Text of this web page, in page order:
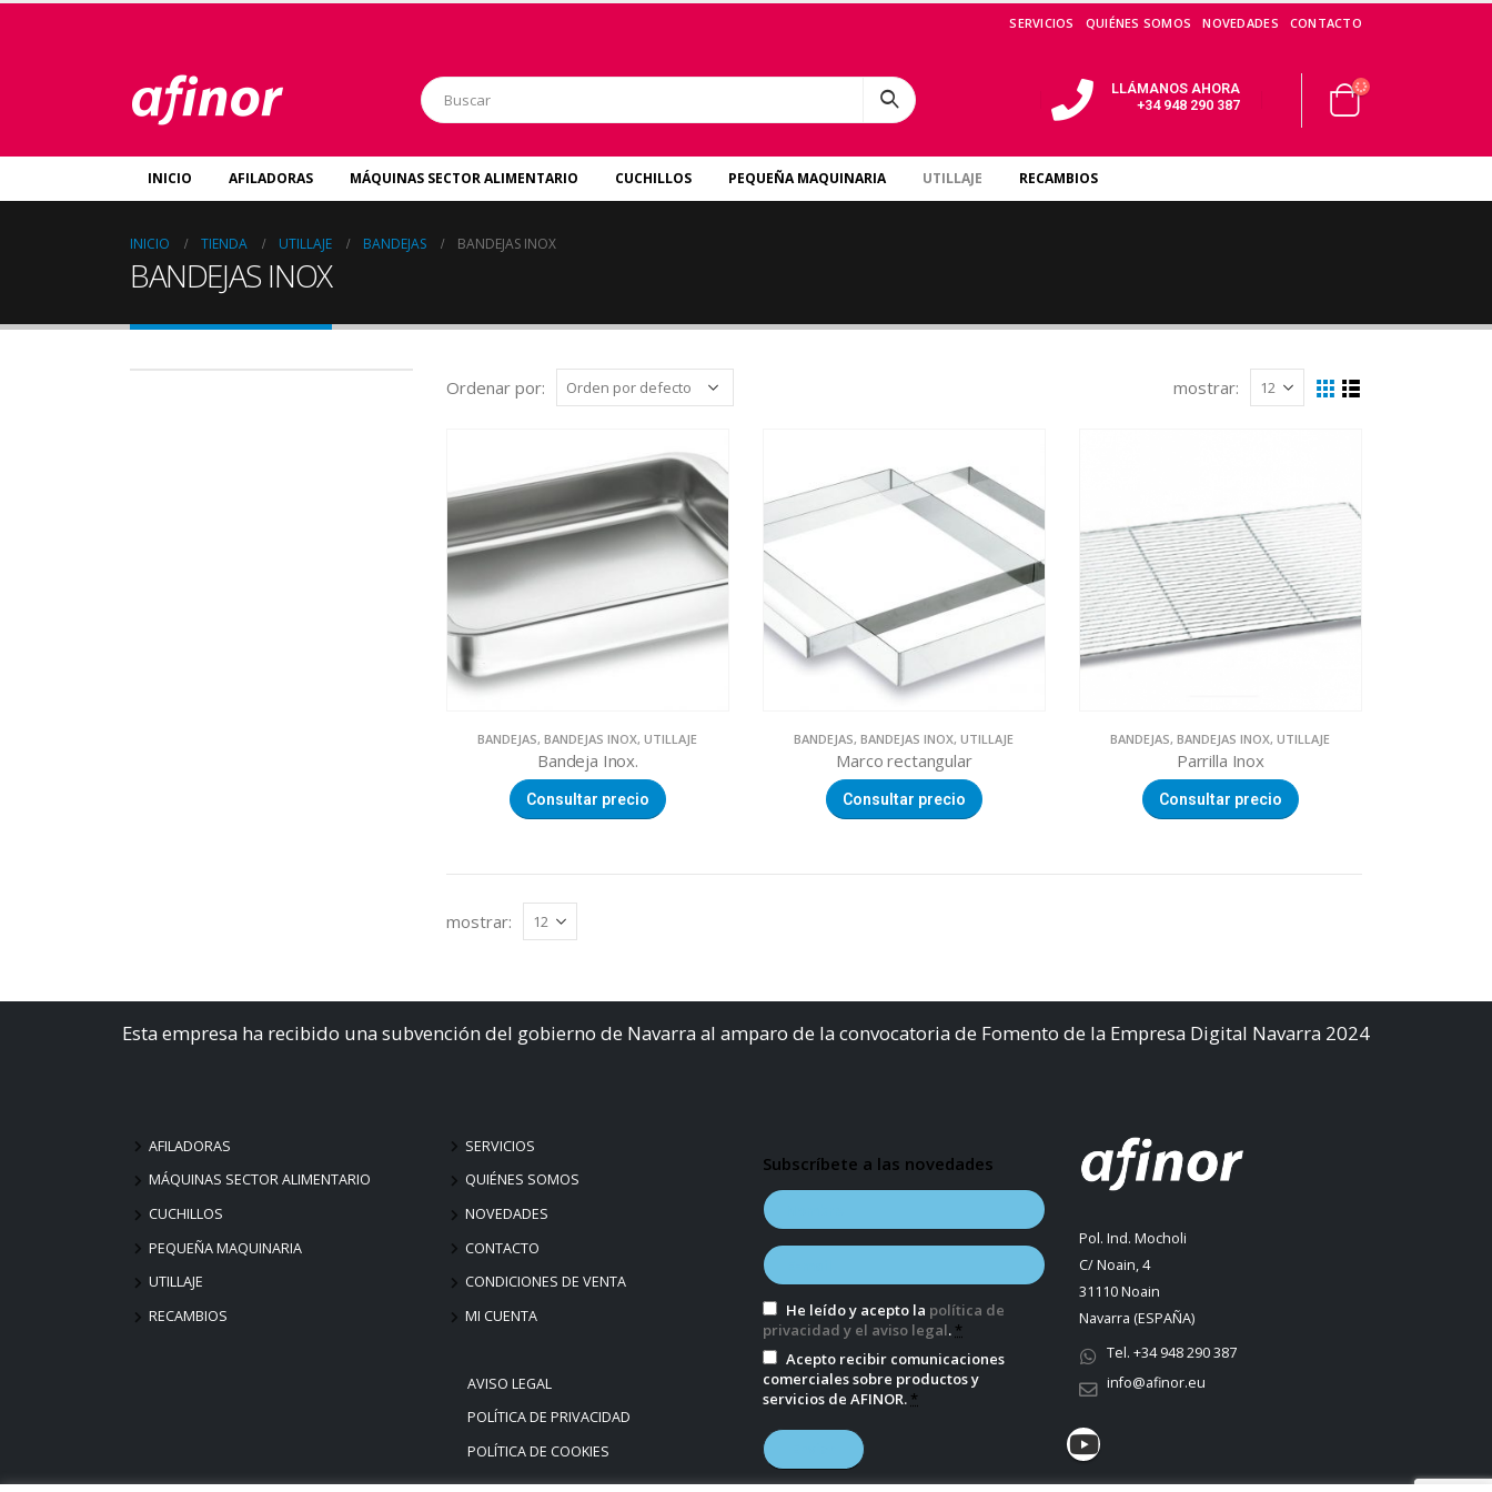
SERVICIOS QUIÉNES SOMOS NOVEDADES CONTACTO
LLÁMANOS AHORA
+34 948 290 387
INICIO AFILADORAS MÁQUINAS SECTOR ALIMENTARIO CUCHILLOS PEQUEÑA MAQUINARIA UTILLAJE RECAMBIOS
INICIO TIENDA UTILLAJE BANDEJAS BANDEJAS INOX
BANDEJAS INOX
Ordenar por: mostrar:
BANDEJAS,BANDEJAS INOX,UTILLAJE
Bandeja Inox.
Consultar precio
BANDEJAS,BANDEJAS INOX,UTILLAJE
Marco rectangular
Consultar precio
BANDEJAS,BANDEJAS INOX,UTILLAJE
Parrilla Inox
Consultar precio
mostrar:
Esta empresa ha recibido una subvención del gobierno de Navarra al amparo de la convocatoria de Fomento de la Empresa Digital Navarra 2024
AFILADORAS
MÁQUINAS SECTOR ALIMENTARIO
CUCHILLOS
PEQUEÑA MAQUINARIA
UTILLAJE
RECAMBIOS
SERVICIOS
QUIÉNES SOMOS
NOVEDADES
CONTACTO
CONDICIONES DE VENTA
MI CUENTA
AVISO LEGAL
POLÍTICA DE PRIVACIDAD
POLÍTICA DE COOKIES
Subscríbete a las novedades
He leído y acepto la política de
privacidad y el aviso legal. *
Acepto recibir comunicaciones
comerciales sobre productos y
servicios de AFINOR. *
Pol. Ind. Mocholi
C/ Noain, 4
31110 Noain
Navarra (ESPAÑA)
Tel. +34 948 290 387
info@afinor.eu